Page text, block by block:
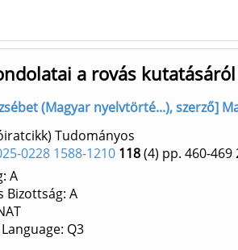
a rovás
(Magyar nyelvtörté...), szerző]
Tudományos
0228 1588-1210 118(4) pp. 460-469
A
Bizottság: A
Q3